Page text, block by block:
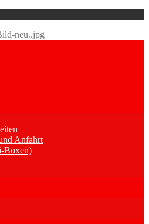
Anfahrt
Boxen)